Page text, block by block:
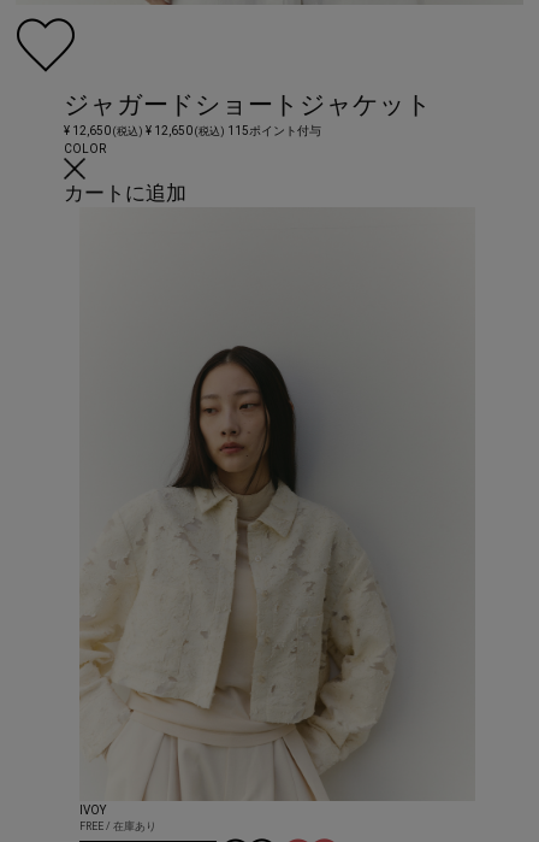
ジャガードショートジャケット
¥ 12,650(税込) ¥ 12,650(税込) 115ポイント付与
COLOR
カートに追加
IVOY
FREE / 在庫あり